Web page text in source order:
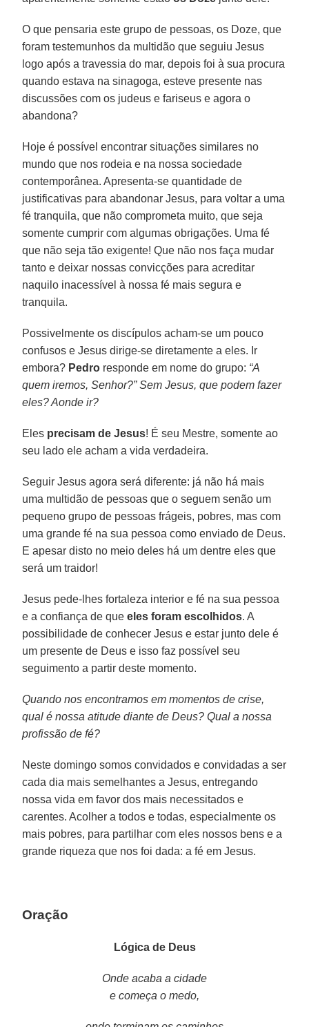
O que pensaria este grupo de pessoas, os Doze, que
foram testemunhos da multidão que seguiu Jesus
logo após a travessia do mar, depois foi à sua procura
quando estava na sinagoga, esteve presente nas
discussões com os judeus e fariseus e agora o
abandona?
Hoje é possível encontrar situações similares no
mundo que nos rodeia e na nossa sociedade
contemporânea. Apresenta-se quantidade de
justificativas para abandonar Jesus, para voltar a uma
fé tranquila, que não comprometa muito, que seja
somente cumprir com algumas obrigações. Uma fé
que não seja tão exigente! Que não nos faça mudar
tanto e deixar nossas convicções para acreditar
naquilo inacessível à nossa fé mais segura e
tranquila.
Possivelmente os discípulos acham-se um pouco
confusos e Jesus dirige-se diretamente a eles. Ir
embora? Pedro responde em nome do grupo: “A
quem iremos, Senhor?” Sem Jesus, que podem fazer
eles? Aonde ir?
Eles precisam de Jesus! É seu Mestre, somente ao
seu lado ele acham a vida verdadeira.
Seguir Jesus agora será diferente: já não há mais
uma multidão de pessoas que o seguem senão um
pequeno grupo de pessoas frágeis, pobres, mas com
uma grande fé na sua pessoa como enviado de Deus.
E apesar disto no meio deles há um dentre eles que
será um traidor!
Jesus pede-lhes fortaleza interior e fé na sua pessoa
e a confiança de queeles foram escolhidos. A
possibilidade de conhecer Jesus e estar junto dele é
um presente de Deus e isso faz possível seu
seguimento a partir deste momento.
Quando nos encontramos em momentos de crise,
qual é nossa atitude diante de Deus? Qual a nossa
profissão de fé?
Neste domingo somos convidados e convidadas a ser
cada dia mais semelhantes a Jesus, entregando
nossa vida em favor dos mais necessitados e
carentes. Acolher a todos e todas, especialmente os
mais pobres, para partilhar com eles nossos bens e a
grande riqueza que nos foi dada: a fé em Jesus.
Oração
Lógica de Deus
Onde acaba a cidade
e começa o medo,